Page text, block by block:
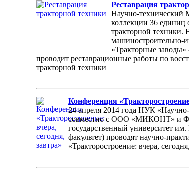
Реставрация
Научно-технический
коллекции 36 единиц
тракторной техники.
машиностроительно-
«Тракторные
проводит реставрационные работы по
тракторной техники
Конференция
24 апреля 2014 года НУК
совместно с ООО «МИКОНТ» и
государственный университет
факультет) проводят научно-
«Тракторостроение: вчера,